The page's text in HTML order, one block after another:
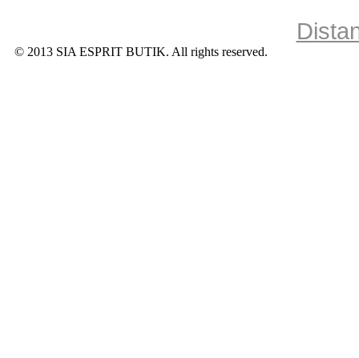
© 2013 SIA ESPRIT BUTIK. All rights reserved.